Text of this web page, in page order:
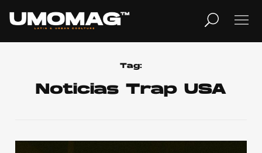
Tag:
Noticias Trap USA